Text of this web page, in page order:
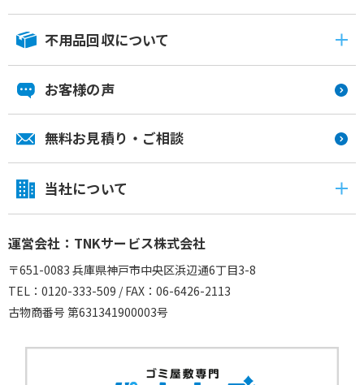
不用品回収について
お客様の声
無料お見積り・ご相談
当社について
運営会社：TNKサービス株式会社
〒651-0083 兵庫県神戸市中央区浜辺通6丁目3-8
TEL：0120-333-509 / FAX：06-6426-2113
古物商番号 第631341900003号